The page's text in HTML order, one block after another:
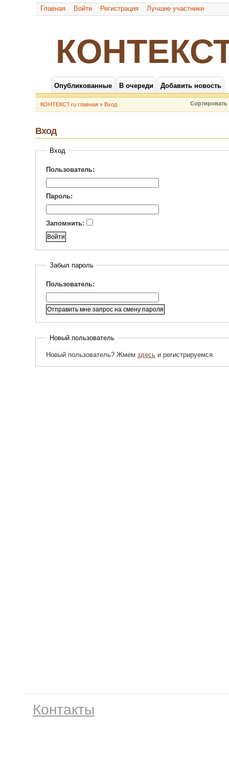
Главная Войти Регистрация Лучшие участники
Опубликованные В очереди Добавить новость
КОНТЕКСТ.ru главная » Вход
Вход
Вход
Пользователь:
Пароль:
Запомнить:
Забыл пароль
Пользователь:
Новый пользователь
Новый пользователь? Жмем здесьи регистрируемся.
Контакты